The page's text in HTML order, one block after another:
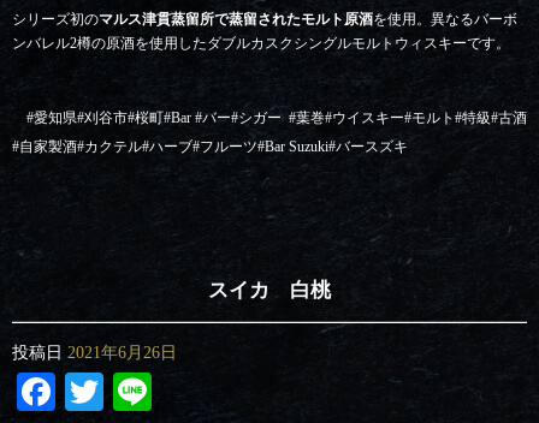
シリーズ初のマルス津貫蒸留所で蒸留されたモルト原酒を使用。異なるバーボ
ンバレル2樽の原酒を使用したダブルカスクシングルモルトウィスキーです。
#愛知県#刈谷市#桜町#Bar #バー#シガー #葉巻#ウイスキー#モルト #特級#古酒
#自家製酒#カクテル#ハーブ#フルーツ#Bar Suzuki#バースズキ
スイカ 白桃
投稿日 2021年6月26日
Facebook
Twitter
Line